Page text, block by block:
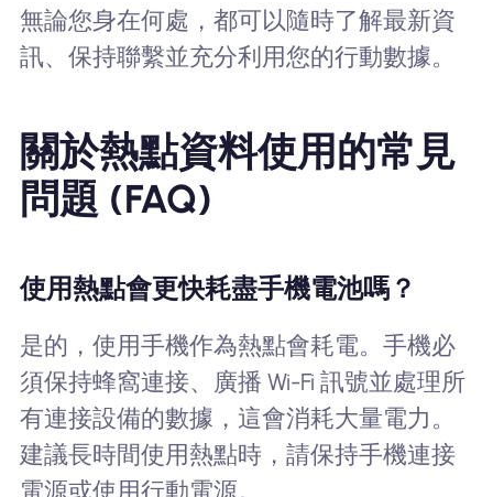
無論您身在何處，都可以隨時了解最新資
訊、保持聯繫並充分利用您的行動數據。
關於熱點資料使用的常見
問題 (FAQ)
使用熱點會更快耗盡手機電池嗎？
是的，使用手機作為熱點會耗電。手機必
須保持蜂窩連接、廣播 Wi-Fi 訊號並處理所
有連接設備的數據，這會消耗大量電力。
建議長時間使用熱點時，請保持手機連接
電源或使用行動電源。